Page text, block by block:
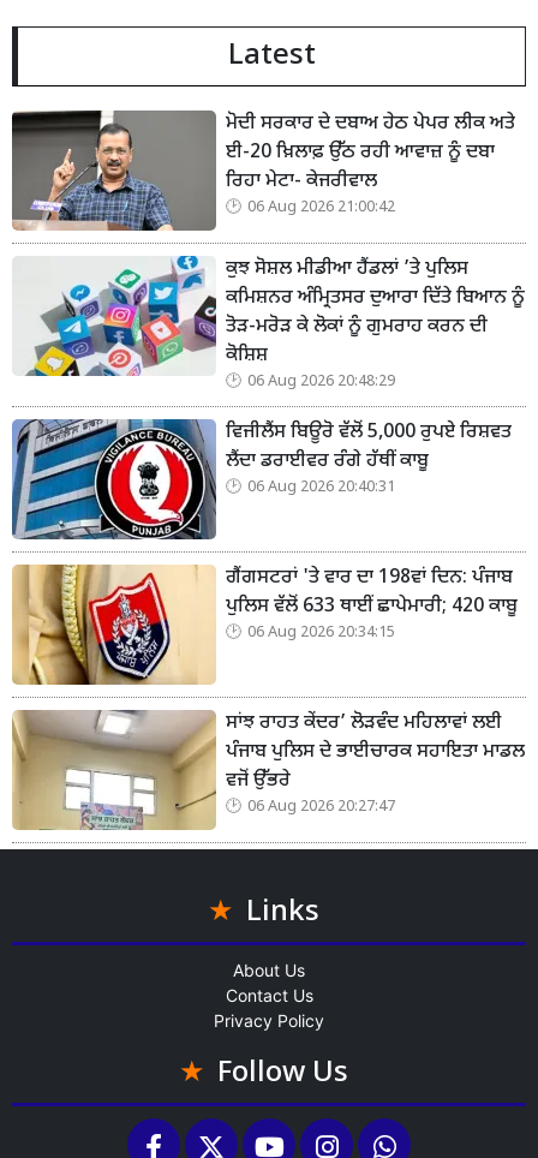
Latest
ਮੋਦੀ ਸਰਕਾਰ ਦੇ ਦਬਾਅ ਹੇਠ ਪੇਪਰ ਲੀਕ ਅਤੇ
ਈ-20 ਖ਼ਿਲਾਫ਼ ਉੱਠ ਰਹੀ ਆਵਾਜ਼ ਨੂੰ ਦਬਾ
ਰਿਹਾ ਮੇਟਾ- ਕੇਜਰੀਵਾਲ
06 Aug 2026 21:00:42
ਕੁਝ ਸੋਸ਼ਲ ਮੀਡੀਆ ਹੈਂਡਲਾਂ ’ਤੇ ਪੁਲਿਸ
ਕਮਿਸ਼ਨਰ ਅੰਮ੍ਰਿਤਸਰ ਦੁਆਰਾ ਦਿੱਤੇ ਬਿਆਨ ਨੂੰ
ਤੋੜ-ਮਰੋੜ ਕੇ ਲੋਕਾਂ ਨੂੰ ਗੁਮਰਾਹ ਕਰਨ ਦੀ
ਕੋਸ਼ਿਸ਼
06 Aug 2026 20:48:29
ਵਿਜੀਲੈਂਸ ਬਿਊਰੋ ਵੱਲੋਂ 5,000 ਰੁਪਏ ਰਿਸ਼ਵਤ
ਲੈਂਦਾ ਡਰਾਈਵਰ ਰੰਗੇ ਹੱਥੀਂ ਕਾਬੂ
06 Aug 2026 20:40:31
ਗੈਂਗਸਟਰਾਂ 'ਤੇ ਵਾਰ ਦਾ 198ਵਾਂ ਦਿਨ: ਪੰਜਾਬ
ਪੁਲਿਸ ਵੱਲੋਂ 633 ਥਾਈਂ ਛਾਪੇਮਾਰੀ; 420 ਕਾਬੂ
06 Aug 2026 20:34:15
ਸਾਂਝ ਰਾਹਤ ਕੇਂਦਰ’ ਲੋੜਵੰਦ ਮਹਿਲਾਵਾਂ ਲਈ
ਪੰਜਾਬ ਪੁਲਿਸ ਦੇ ਭਾਈਚਾਰਕ ਸਹਾਇਤਾ ਮਾਡਲ
ਵਜੋਂ ਉੱਭਰੇ
06 Aug 2026 20:27:47
Links
About Us
Contact Us
Privacy Policy
Follow Us